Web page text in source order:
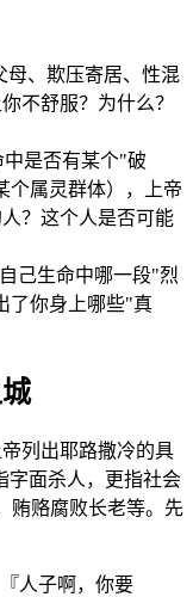
母、欺压寄居、性混
不舒服？为什么？
是否有某个"破
个属灵群体），上帝
？这个人是否可能
己生命中哪一段"烈
了你身上哪些"真
列出耶路撒冷的具
字面杀人，更指社会
贿赂腐败长老等。先
人子啊，你要